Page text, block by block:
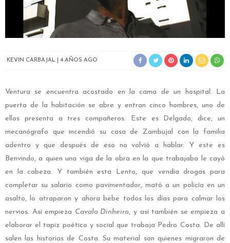
KEVIN CARBAJAL 4 AÑOS AGO
Ventura se encuentra acostado en la cama de un hospital. La
puerta de la habitación se abre y entran cinco hombres, uno de
ellos presenta a tres compañeros. Este es Delgado, dice, un
mecanógrafo que incendió su casa de Zambujal con la familia
adentro y que después de eso no volvió a hablar. Y este es
Benvindo, a quien una viga de la obra en la que trabajaba le cayó
en la cabeza. Y también esta Lento, que vendía drogas para
completar su salario como pavimentador, mató a un policía en un
asalto, lo atraparon y ahora bebe todos los días para calmar los
nervios. Así empieza Cavalo Dinheiro, y así también se empieza a
elaborar el tapiz poético y social que trabaja Pedro Costa. De allí
salen las historias de Costa. Su material son quienes migraron de